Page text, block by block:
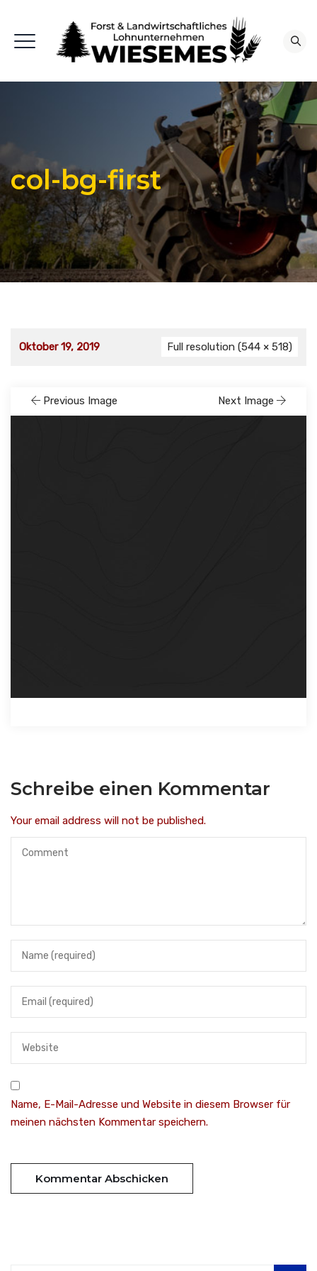
col-bg-first
Oktober 19, 2019 Full resolution (544 × 518)
Previous Image Next Image
Schreibe einen Kommentar
Your email address will not be published.
Name, E-Mail-Adresse und Website in diesem Browser für
meinen nächsten Kommentar speichern.